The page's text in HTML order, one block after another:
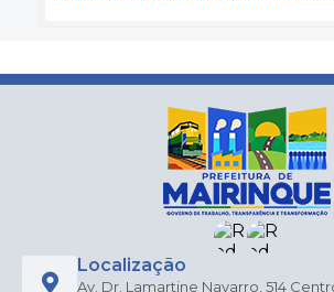
Localização
Av. Dr. Lamartine Navarro, 514